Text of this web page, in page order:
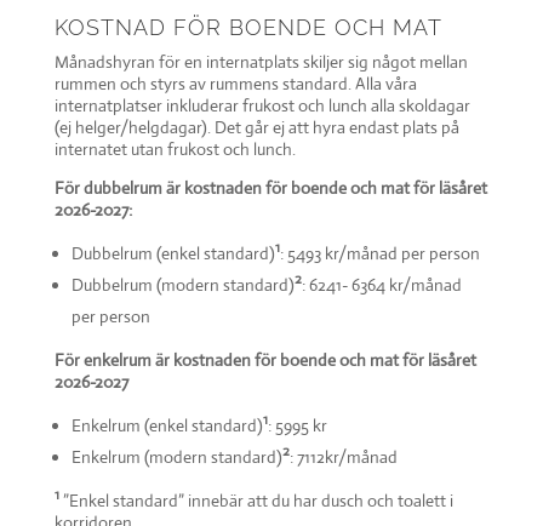
KOSTNAD FÖR BOENDE OCH MAT
Månadshyran för en internatplats skiljer sig något mellan
rummen och styrs av rummens standard. Alla våra
internatplatser inkluderar frukost och lunch alla skoldagar
(ej helger/helgdagar). Det går ej att hyra endast plats på
internatet utan frukost och lunch.
För dubbelrum är kostnaden för boende och mat för läsåret
2026-2027:
Dubbelrum (enkel standard)1: 5493 kr/månad per person
Dubbelrum (modern standard)2: 6241- 6364 kr/månad
per person
För enkelrum är kostnaden för boende och mat för läsåret
2026-2027
Enkelrum (enkel standard)1: 5995 kr
Enkelrum (modern standard)2: 7112kr/månad
1”Enkel standard” innebär att du har dusch och toalett i